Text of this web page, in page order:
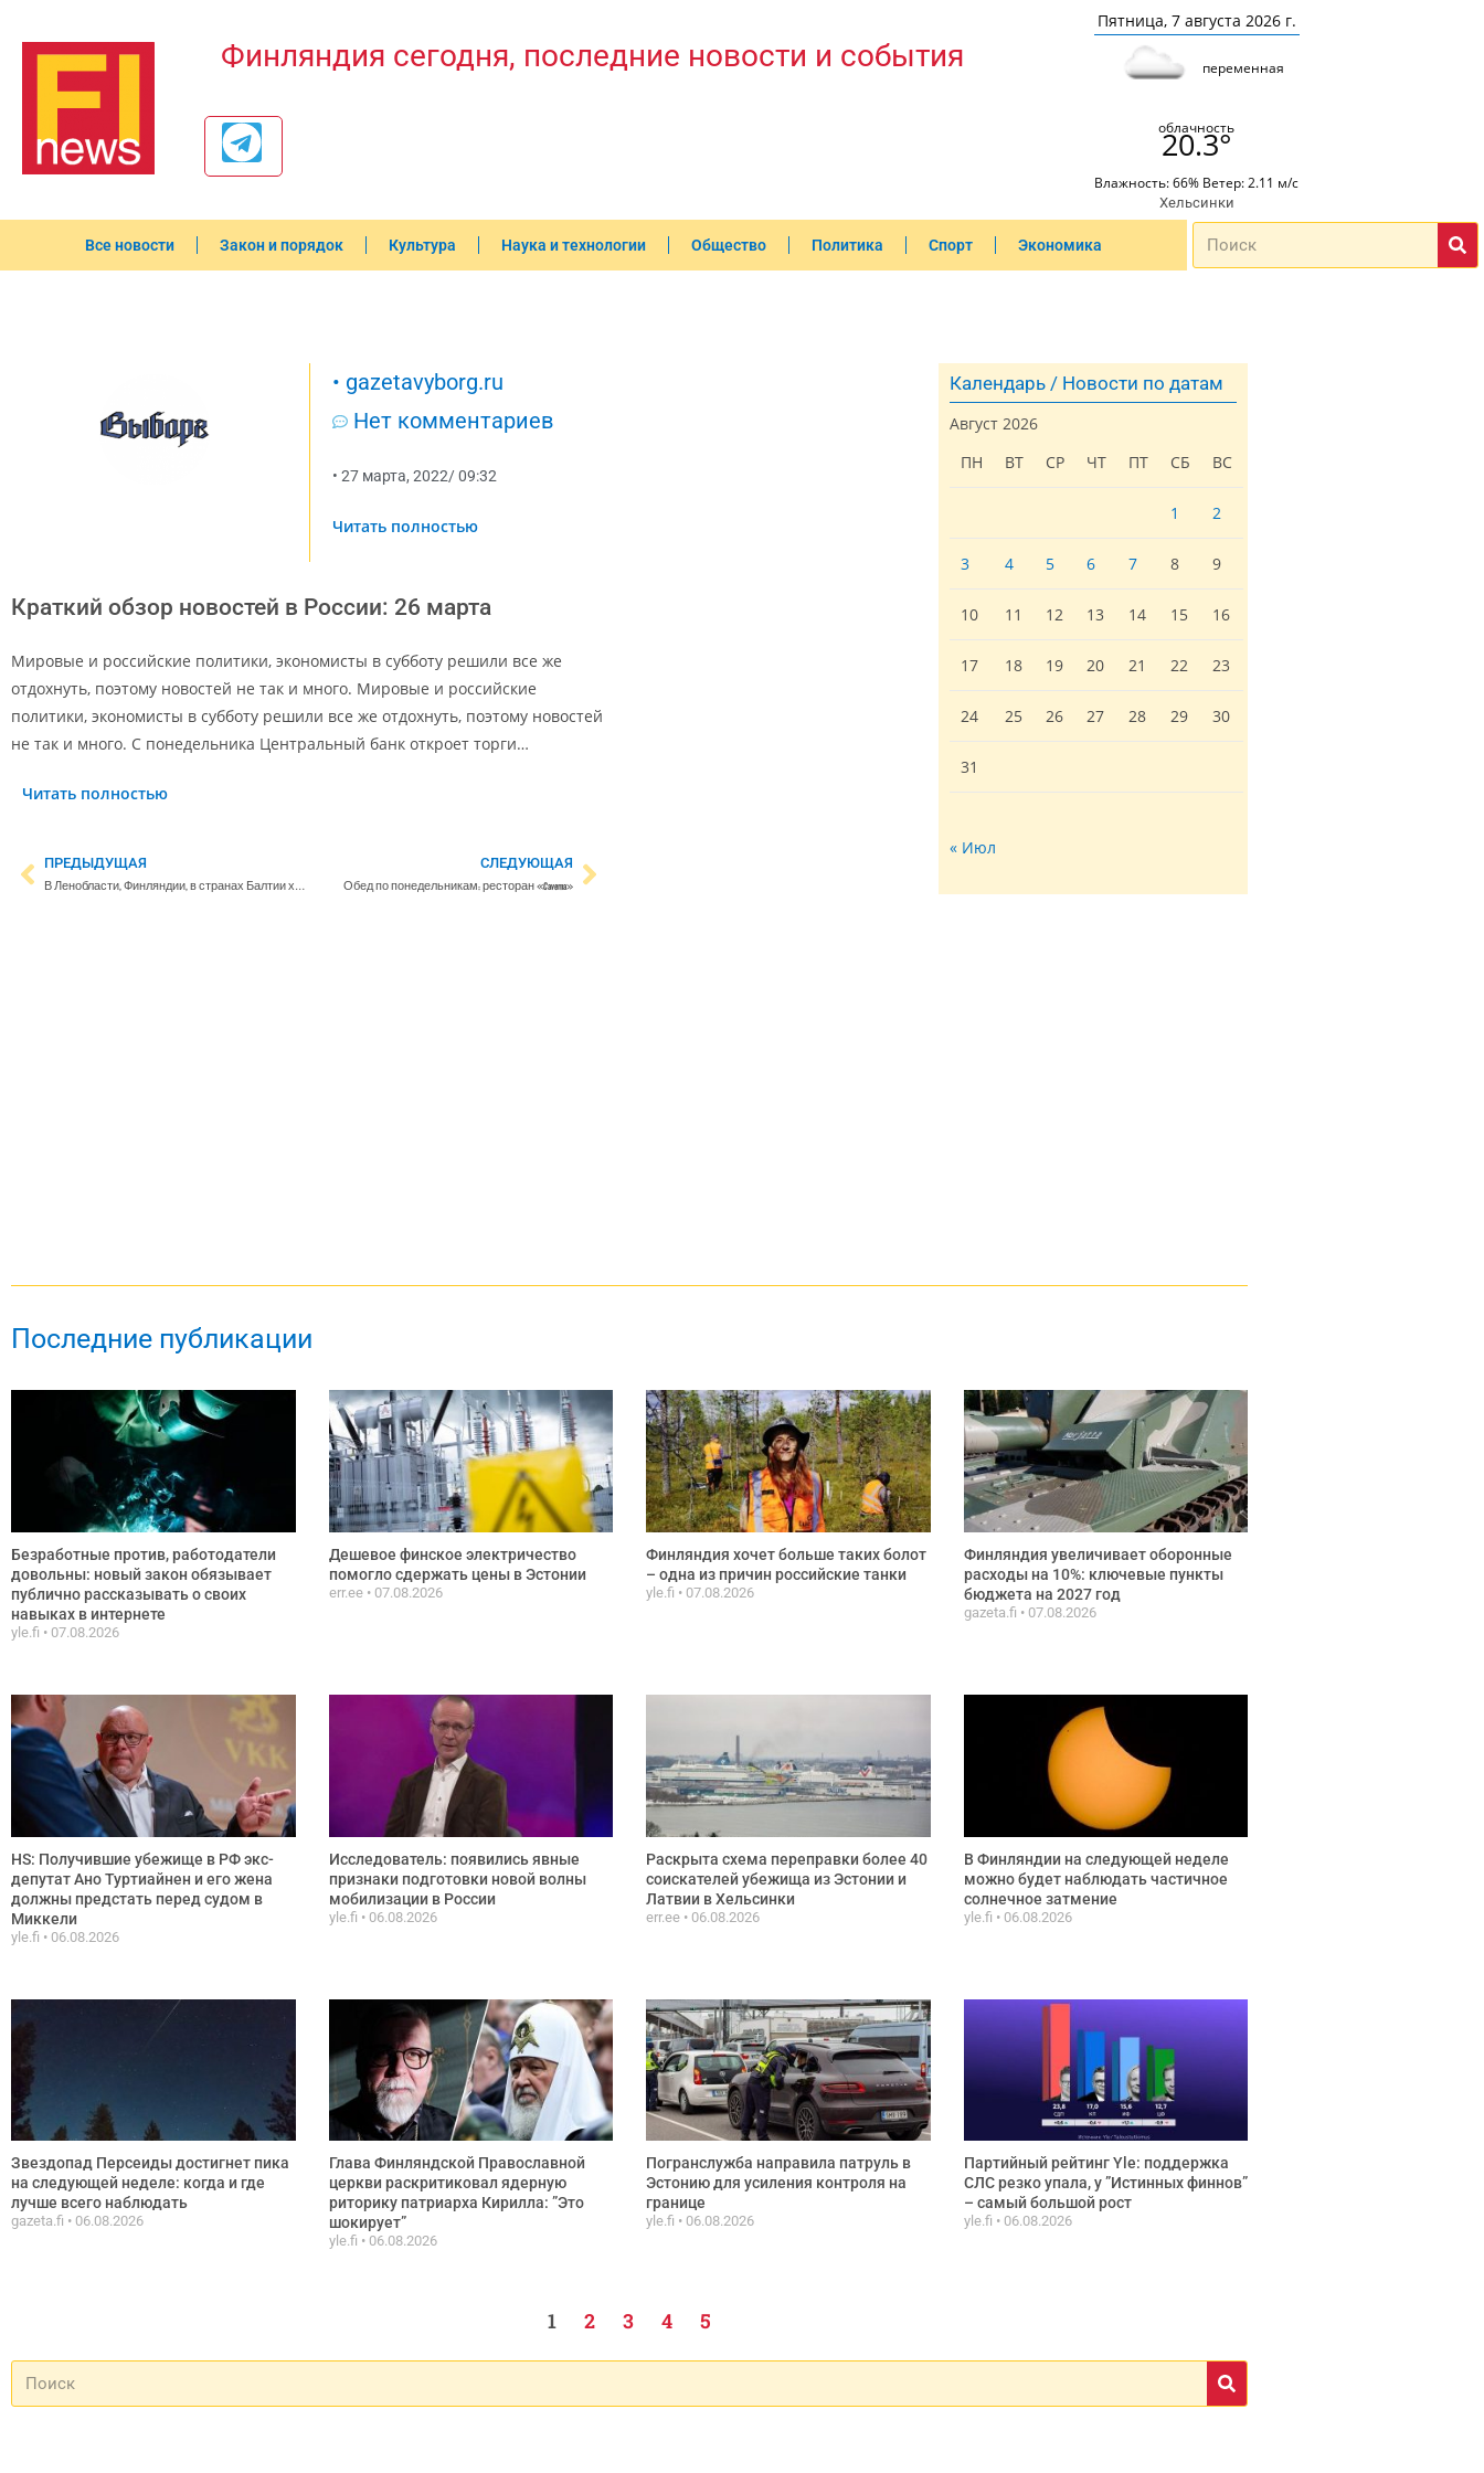
Финляндия сегодня, последние новости и события
Пятница, 7 августа 2026 г.
переменная
облачность
20.3°
Влажность: 66% Ветер: 2.11 м/с
Хельсинки
Все новости Закон и порядок Культура Наука и технологии Общество Политика Спорт Экономика
• gazetavyborg.ru
Нет комментариев
• 27 марта, 2022/09:32
Читать полностью
Краткий обзор новостей в России: 26 марта
Мировые и российские политики, экономисты в субботу решили все же
отдохнуть, поэтому новостей не так и много. Мировые и российские
политики, экономисты в субботу решили все же отдохнуть, поэтому новостей
не так и много. С понедельника Центральный банк откроет торги…
Читать полностью
ПРЕДЫДУЩАЯ
В Ленобласти, Финляндии, в странах Балтии хозяйничает циклон «Хельмка»
СЛЕДУЮЩАЯ
Обед по понедельникам: ресторан «Caverna»
Календарь / Новости по датам
Август 2026
ПН
ВТ СР ЧТ ПТ СБ ВС
1 2
3 4 5 6 7 8 9
10 11 12 13 14 15 16
17 18 19 20 21 22 23
24 25 26 27 28 29 30
31
« Июл
Последние публикации
Безработные против, работодатели
довольны: новый закон обязывает
публично рассказывать о своих
навыках в интернете
yle.fi 07.08.2026
Дешевое финское электричество
помогло сдержать цены в Эстонии
err.ee 07.08.2026
Финляндия хочет больше таких болот
– одна из причин российские танки
yle.fi 07.08.2026
Финляндия увеличивает оборонные
расходы на 10%: ключевые пункты
бюджета на 2027 год
gazeta.fi 07.08.2026
HS: Получившие убежище в РФ экс-
депутат Ано Туртиайнен и его жена
должны предстать перед судом в
Миккели
yle.fi 06.08.2026
Исследователь: появились явные
признаки подготовки новой волны
мобилизации в России
yle.fi 06.08.2026
Раскрыта схема переправки более 40
соискателей убежища из Эстонии и
Латвии в Хельсинки
err.ee 06.08.2026
В Финляндии на следующей неделе
можно будет наблюдать частичное
солнечное затмение
yle.fi 06.08.2026
Звездопад Персеиды достигнет пика
на следующей неделе: когда и где
лучше всего наблюдать
gazeta.fi 06.08.2026
Глава Финляндской Православной
церкви раскритиковал ядерную
риторику патриарха Кирилла: ”Это
шокирует”
yle.fi 06.08.2026
Погранслужба направила патруль в
Эстонию для усиления контроля на
границе
yle.fi 06.08.2026
Партийный рейтинг Yle: поддержка
СЛС резко упала, у ”Истинных финнов”
– самый большой рост
yle.fi 06.08.2026
1 2 3 4 5